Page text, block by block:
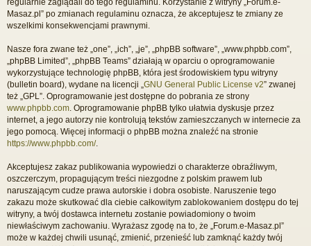
Masaz.pl” po zmianach regulaminu oznacza, że akceptujesz te zmiany ze
wszelkimi konsekwencjami prawnymi.
Nasze fora zwane też „one”, „ich”, „je”, „phpBB software”, „www.phpbb.com”,
„phpBB Limited”, „phpBB Teams” działają w oparciu o oprogramowanie
wykorzystujące technologię phpBB, która jest środowiskiem typu witryny
(bulletin board), wydane na licencji „ GNU General Public License v2” zwanej
też „GPL”. Oprogramowanie jest dostępne do pobrania ze strony
www.phpbb.com . Oprogramowanie phpBB tylko ułatwia dyskusje przez
internet, a jego autorzy nie kontrolują tekstów zamieszczanych w internecie za
jego pomocą. Więcej informacji o phpBB można znaleźć na stronie
https://www.phpbb.com/.
Akceptujesz zakaz publikowania wypowiedzi o charakterze obraźliwym,
oszczerczym, propagującym treści niezgodne z polskim prawem lub
naruszającym cudze prawa autorskie i dobra osobiste. Naruszenie tego
zakazu może skutkować dla ciebie całkowitym zablokowaniem dostępu do tej
witryny, a twój dostawca internetu zostanie powiadomiony o twoim
niewłaściwym zachowaniu. Wyrażasz zgodę na to, że „Forum.e-Masaz.pl”
może w każdej chwili usunąć, zmienić, przenieść lub zamknąć każdy twój